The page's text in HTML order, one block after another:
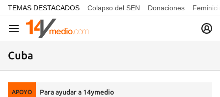
common.go-to-content
TEMAS DESTACADOS Colapso del SEN Donaciones
Navegación
Cuba
APOYO Para ayudar a 14ymedio